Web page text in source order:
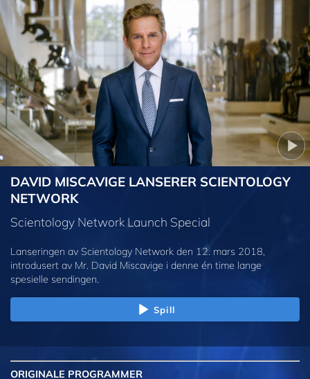
DAVID MISCAVIGE LANSERER SCIENTOLOGY
NETWORK
Scientology Network Launch Special
Lanseringen av Scientology Network den 12. mars 2018,
introdusert av Mr. David Miscavige i denne én time lange
spesielle sendingen.
Spill
ORIGINALE PROGRAMMER